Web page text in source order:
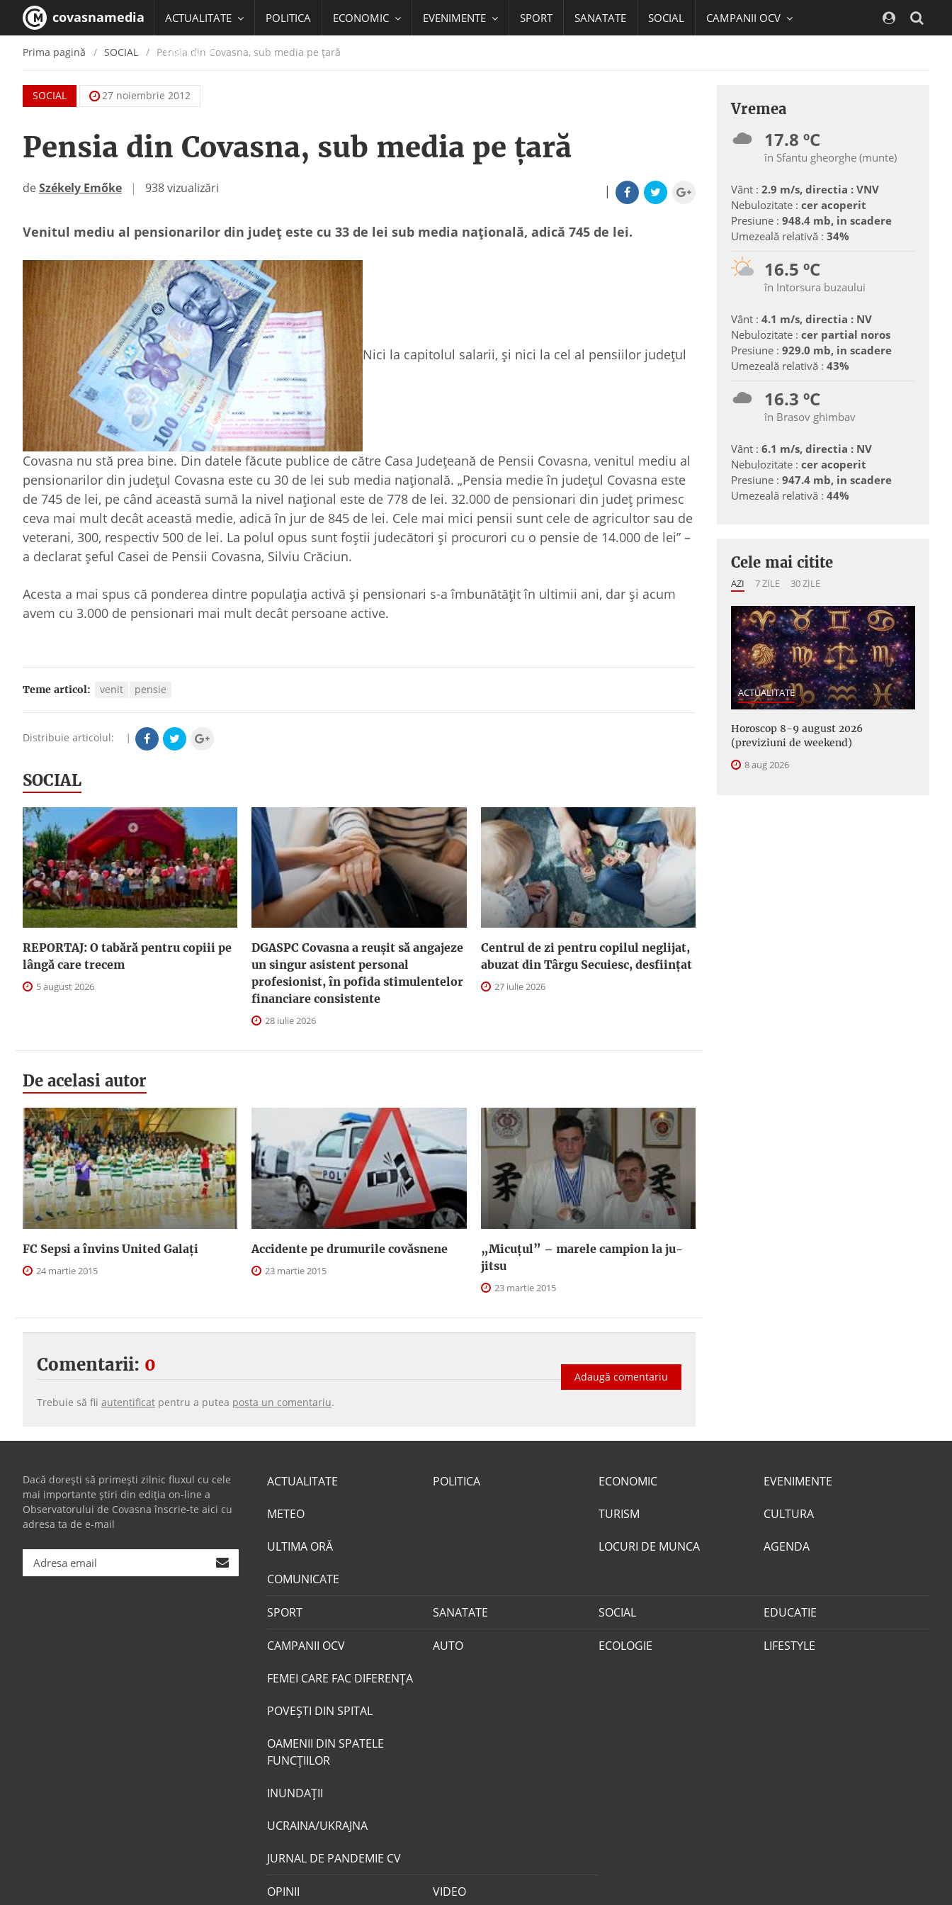
covasnamedia ACTUALITATE POLITICA ECONOMIC EVENIMENTE SPORT SANATATE SOCIAL CAMPANII OCV
EDUCATIE
Prima pagină SOCIAL Pensia din Covasna, sub media pe țară
SOCIAL 27 noiembrie 2012
Pensia din Covasna, sub media pe țară
|
deSzékely Emőke | 938 vizualizări
Venitul mediu al pensionarilor din județ este cu 33 de lei sub media națională, adică 745 de lei.
Nici la capitolul salarii, și nici la cel al pensiilor județul
Covasna nu stă prea bine. Din datele făcute publice de către Casa Judeţeană de Pensii Covasna, venitul mediu al
pensionarilor din județul Covasna este cu 30 de lei sub media națională. „Pensia medie în județul Covasna este
de 745 de lei, pe când această sumă la nivel național este de 778 de lei. 32.000 de pensionari din județ primesc
ceva mai mult decât această medie, adică în jur de 845 de lei. Cele mai mici pensii sunt cele de agricultor sau de
veterani, 300, respectiv 500 de lei. La polul opus sunt foștii judecători și procurori cu o pensie de 14.000 de lei” –
a declarat șeful Casei de Pensii Covasna, Silviu Crăciun.
Acesta a mai spus că ponderea dintre populația activă și pensionari s-a îmbunătățit în ultimii ani, dar și acum
avem cu 3.000 de pensionari mai mult decât persoane active.
Teme articol: venit pensie
Distribuie articolul: |
SOCIAL
REPORTAJ: O tabără pentru copiii pe
lângă care trecem
5 august 2026
DGASPC Covasna a reuşit să angajeze
un singur asistent personal
profesionist, în pofida stimulentelor
financiare consistente
28 iulie 2026
Centrul de zi pentru copilul neglijat,
abuzat din Târgu Secuiesc, desfiinţat
27 iulie 2026
De acelasi autor
FC Sepsi a învins United Galați
24 martie 2015
Accidente pe drumurile covăsnene
23 martie 2015
„Micuțul” – marele campion la ju-
jitsu
23 martie 2015
Comentarii: 0
Adaugă comentariu
Trebuie să fii autentificat pentru a putea posta un comentariu.
Vremea
17.8 ºC
în Sfantu gheorghe (munte)
Vânt : 2.9 m/s, directia : VNV
Nebulozitate : cer acoperit
Presiune : 948.4 mb, in scadere
Umezeală relativă : 34%
16.5 ºC
în Intorsura buzaului
Vânt : 4.1 m/s, directia : NV
Nebulozitate : cer partial noros
Presiune : 929.0 mb, in scadere
Umezeală relativă : 43%
16.3 ºC
în Brasov ghimbav
Vânt : 6.1 m/s, directia : NV
Nebulozitate : cer acoperit
Presiune : 947.4 mb, in scadere
Umezeală relativă : 44%
Cele mai citite
AZI 7 ZILE 30 ZILE
ACTUALITATE
Horoscop 8-9 august 2026
(previziuni de weekend)
8 aug 2026
Dacă dorești să primești zilnic fluxul cu cele
mai importante știri din ediția on-line a
Observatorului de Covasna înscrie-te aici cu
adresa ta de e-mail
ACTUALITATE
METEO
ULTIMA ORĂ
COMUNICATE
POLITICA ECONOMIC
TURISM
LOCURI DE MUNCA
EVENIMENTE
CULTURA
AGENDA
SPORT SANATATE SOCIAL EDUCATIE
CAMPANII OCV
FEMEI CARE FAC DIFERENȚA
POVEŞTI DIN SPITAL
OAMENII DIN SPATELE
FUNCŢIILOR
INUNDAŢII
UCRAINA/UKRAJNA
JURNAL DE PANDEMIE CV
AUTO ECOLOGIE LIFESTYLE
OPINII VIDEO